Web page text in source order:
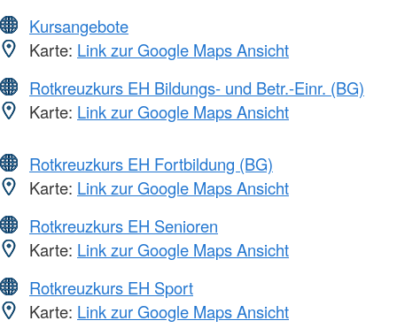
Kursangebote
Karte: Link zur Google Maps Ansicht
Rotkreuzkurs EH Bildungs- und Betr.-Einr. (BG)
Karte: Link zur Google Maps Ansicht
Rotkreuzkurs EH Fortbildung (BG)
Karte: Link zur Google Maps Ansicht
Rotkreuzkurs EH Senioren
Karte: Link zur Google Maps Ansicht
Rotkreuzkurs EH Sport
Karte: Link zur Google Maps Ansicht